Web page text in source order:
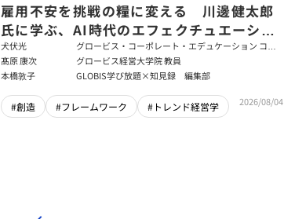
雇用不安を挑戦の糧に変える 川邊健太郎
氏に学ぶ、AI時代のエフェクチュエーショ
ン
犬伏光
グロービス・コーポレート・エデュケーション コー
ポレート・ソリューション・チーム コンサルタント
髙原 康次
グロービス経営大学院 教員
本橋敦子
GLOBIS学び放題×知見録 編集部
#創造 #フレームワーク #トレンド経営学 2026/08/04